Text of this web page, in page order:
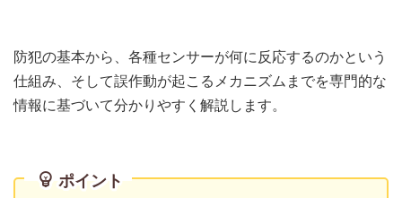
防犯の基本から、各種センサーが何に反応するのかという
仕組み、そして誤作動が起こるメカニズムまでを専門的な
情報に基づいて分かりやすく解説します。
ポイント